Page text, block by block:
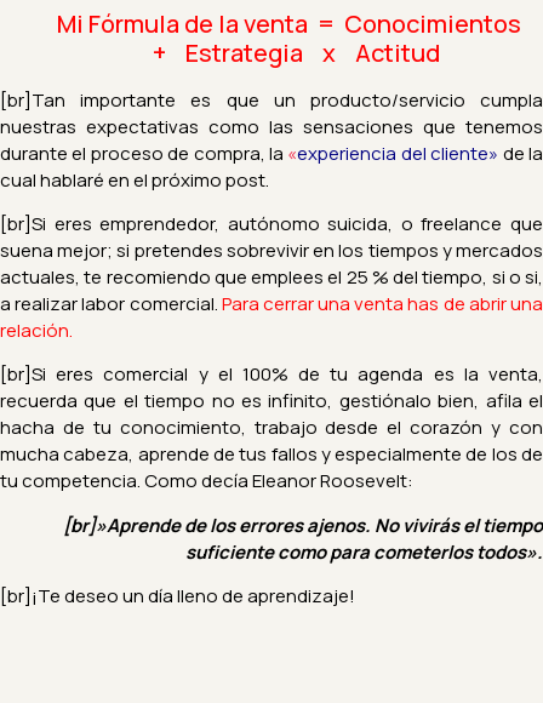
Mi Fórmula de la venta = Conocimientos
+ Estrategia x Actitud
[br]Tan importante es que un producto/servicio cumpla
nuestras expectativas como las sensaciones que tenemos
durante el proceso de compra, la «experiencia del cliente» de la
cual hablaré en el próximo post.
[br]Si eres emprendedor, autónomo suicida, o freelance que
suena mejor; si pretendes sobrevivir en los tiempos y mercados
actuales, te recomiendo que emplees el 25 % del tiempo, si o si,
a realizar labor comercial.Para cerrar una venta has de abrir una
relación.
[br]Si eres comercial y el 100% de tu agenda es la venta,
recuerda que el tiempo no es infinito, gestiónalo bien, afila el
hacha de tu conocimiento, trabajo desde el corazón y con
mucha cabeza, aprende de tus fallos y especialmente de los de
tu competencia. Comodecía Eleanor Roosevelt:
[br]»Aprende de los errores ajenos. No vivirás el tiempo
suficiente como para cometerlos todos».
[br]¡Te deseo un día lleno de aprendizaje!